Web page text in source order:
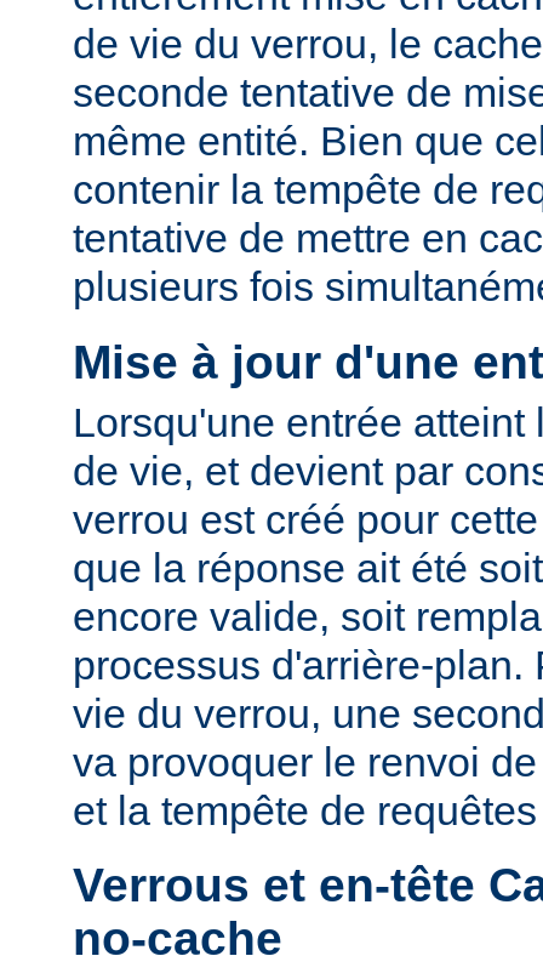
de vie du verrou, le
seconde tentative de
même entité. Bien que
contenir la tempête de
tentative de mettre en
plusieurs fois
Mise à jour d'une
Lorsqu'une entrée
de vie, et devient par
verrou est créé pour
que la réponse ait été
encore valide, soit
processus d'arrière-plan.
vie du verrou, une
va provoquer le renvoi
et la tempête de
Verrous et en-tête
no-cache